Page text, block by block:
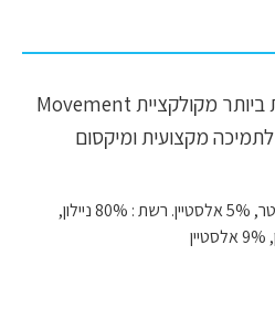
חולצת הודיס קרופ איכותית ביותר מקולקציית Movement
Mesh מבית Gym Shark לתמיכה מקצועית ומיקסום
87% ויזקוזה, 8% פוליאסטר, 5% אלסטיין. רשת : 80% ניילון,